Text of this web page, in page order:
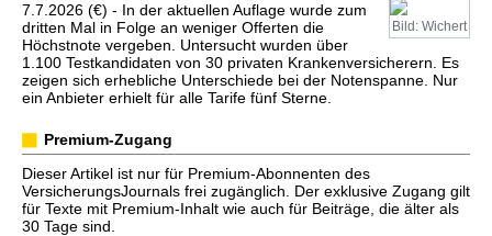
Bild: Wichert
7.7.2026 (€) - In der aktuellen Auflage wurde zum
dritten Mal in Folge an weniger Offerten die
Höchstnote vergeben. Untersucht wurden über
1.100 Testkandidaten von 30 privaten Krankenversicherern. Es
zeigen sich erhebliche Unterschiede bei der Notenspanne. Nur
ein Anbieter erhielt für alle Tarife fünf Sterne.
Premium-Zugang
Dieser Artikel ist nur für Premium-Abonnenten des
VersicherungsJournals frei zugänglich. Der exklusive Zugang gilt
für Texte mit Premium-Inhalt wie auch für Beiträge, die älter als
30 Tage sind.